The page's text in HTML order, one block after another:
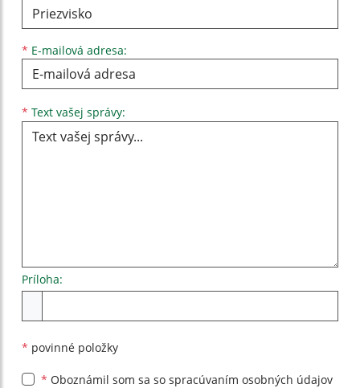
* E-mailová adresa:
* Text vašej správy:
Príloha:
* povinné položky
* Oboznámil som sa so spracúvaním osobných údajov